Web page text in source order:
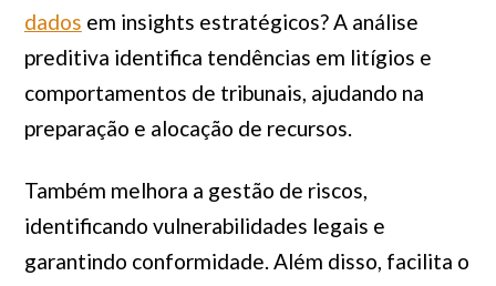
dados em insights estratégicos? A análise
preditiva identifica tendências em litígios e
comportamentos de tribunais, ajudando na
preparação e alocação de recursos.
Também melhora a gestão de riscos,
identificando vulnerabilidades legais e
garantindo conformidade. Além disso, facilita o